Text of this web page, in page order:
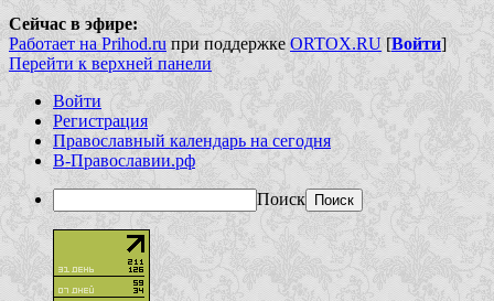
Сейчас в эфире:
Работает на Prihod.ru при поддержкеORTOX.RU[Войти]
Перейти к верхней панели
Войти
Регистрация
Православный календарь на сегодня
В-Православии.рф
Поиск